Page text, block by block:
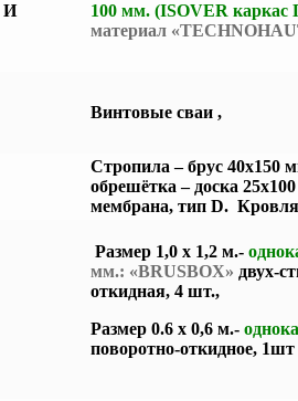
И
100 мм. (ISOVER каркас
материал
Винтовые сваи ,
Стропила – брус 40х150
обрешётка – доска
мембрана, тип D.
Размер 1,0 х 1,2 м.-
мм.: «BRUSBOX» двух-
откидная, 4 шт.,
Размер 0.6 х 0,6 м.-
поворотно-откидное, 1шт